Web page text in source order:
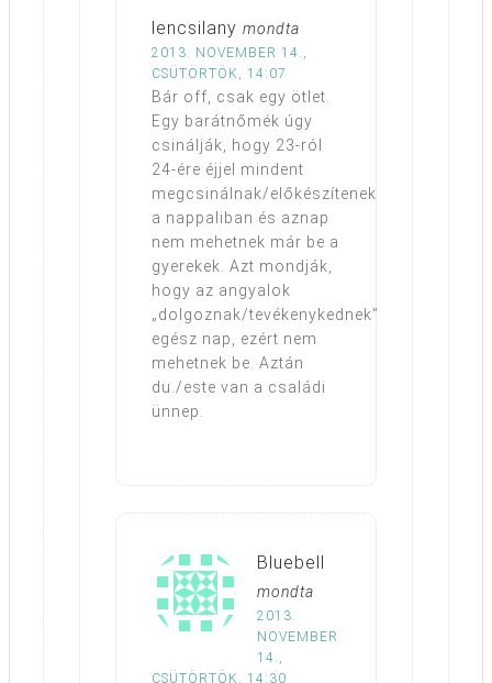
lencsilany mondta
2013. NOVEMBER 14.,
CSÜTÖRTÖK, 14:07
Bár off, csak egy ötlet.
Egy barátnőmék úgy
csinálják, hogy 23-ról
24-ére éjjel mindent
megcsinálnak/előkészítenek
a nappaliban és aznap
nem mehetnek már be a
gyerekek. Azt mondják,
hogy az angyalok
„dolgoznak/tevékenykednek”
egész nap, ezért nem
mehetnek be. Aztán
du./este van a családi
ünnep.
Bluebell
mondta
2013.
NOVEMBER
14.,
CSÜTÖRTÖK, 14:30